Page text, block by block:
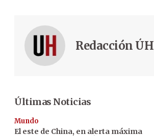
Redacción ÚH
Últimas Noticias
Mundo
El este de China, en alerta máxima